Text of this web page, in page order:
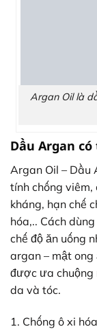
Argan Oil là
Dầu Argan
Argan Oil –
tính chống
kháng, hạn chế
hóa,.. Cách
chế độ ăn uống
argan – mật
được ưa chuộng
da và tóc.
1. Chống ô xi